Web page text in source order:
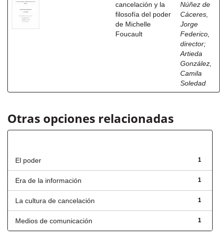
cancelación y la
filosofía del poder
de Michelle
Foucault
Núñez de
Cáceres,
Jorge
Federico,
director;
Artieda
González,
Camila
Soledad
Otras opciones relacionadas
1
El poder
1
Era de la información
1
La cultura de cancelación
1
Medios de comunicación